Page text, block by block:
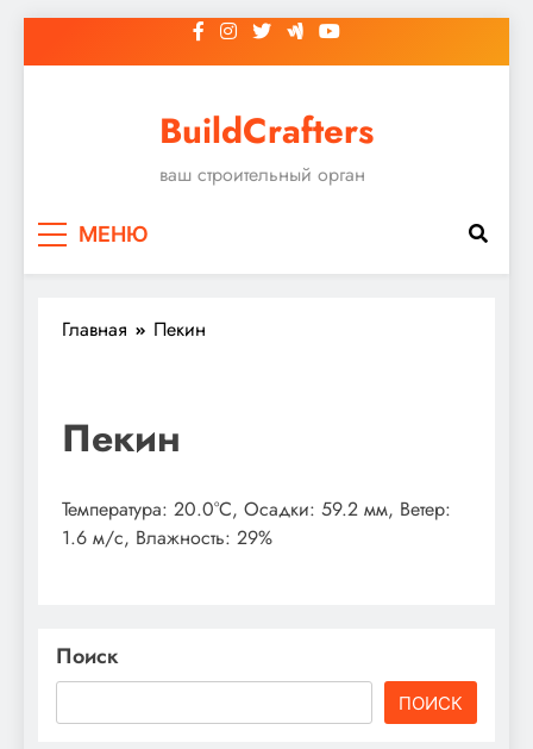
к
BuildCrafters
ваш строительный орган
МЕНЮ
Главная Пекин
Пекин
Температура: 20.0°C, Осадки: 59.2 мм, Ветер:
1.6 м/с, Влажность: 29%
Поиск
ПОИСК